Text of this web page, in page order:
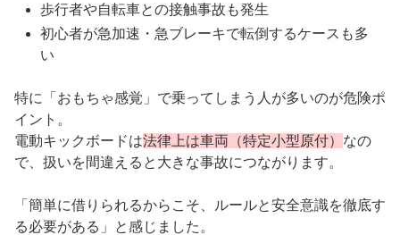
歩行者や自転車との接触事故も発生
初心者が急加速・急ブレーキで転倒するケースも多
い
特に「おもちゃ感覚」で乗ってしまう人が多いのが危険ポ
イント。
電動キックボードは法律上は車両（特定小型原付） なの
で、扱いを間違えると大きな事故につながります。
「簡単に借りられるからこそ、ルールと安全意識を徹底す
る必要がある」と感じました。